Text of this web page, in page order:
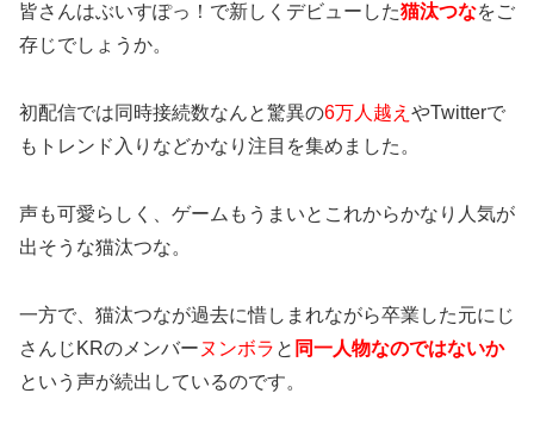
皆さんはぶいすぽっ！で新しくデビューした猫汰つなをご
存じでしょうか。
初配信では同時接続数なんと驚異の6万人越え やTwitterで
もトレンド入りなどかなり注目を集めました。
声も可愛らしく、ゲームもうまいとこれからかなり人気が
出そうな猫汰つな。
一方で、猫汰つなが過去に惜しまれながら卒業した元にじ
さんじKRのメンバー ヌンボラ と 同一人物なのではないか
という声が続出しているのです。